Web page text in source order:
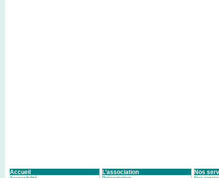
Accueil L’association Nos